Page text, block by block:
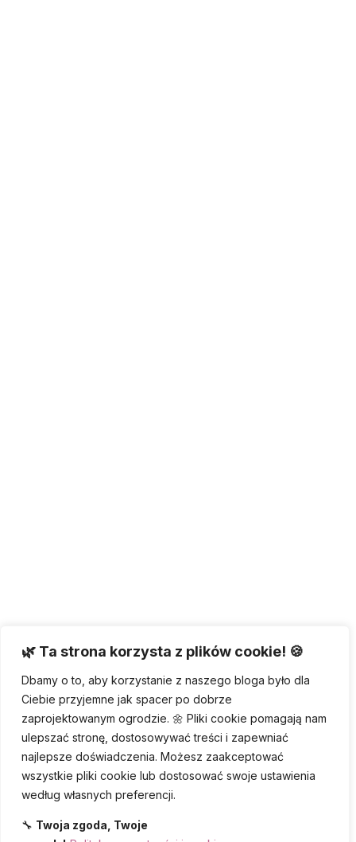
🌿 Ta strona korzysta z plików cookie! 🍪
Dbamy o to, aby korzystanie z naszego bloga było dla
Ciebie przyjemne jak spacer po dobrze
zaprojektowanym ogrodzie. 🌼 Pliki cookie pomagają nam
ulepszać stronę, dostosowywać treści i zapewniać
najlepsze doświadczenia. Możesz zaakceptować
wszystkie pliki cookie lub dostosować swoje ustawienia
według własnych preferencji.
🔧 Twoja zgoda, Twoje